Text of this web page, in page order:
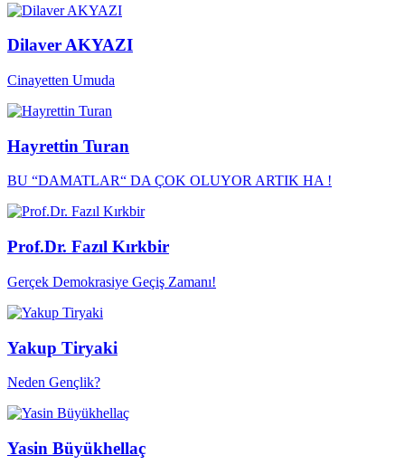
Dilaver AKYAZI
Cinayetten Umuda
Hayrettin Turan
BU “DAMATLAR“ DA ÇOK OLUYOR ARTIK HA !
Prof.Dr. Fazıl Kırkbir
Gerçek Demokrasiye Geçiş Zamanı!
Yakup Tiryaki
Neden Gençlik?
Yasin Büyükhellaç